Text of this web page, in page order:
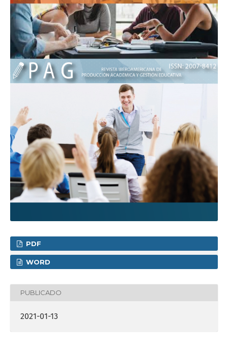
PDF
WORD
PUBLICADO
2021-01-13